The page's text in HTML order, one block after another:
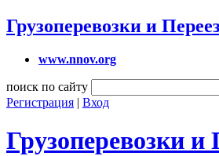
Грузоперевозки и
www.nnov.org
поиск по сайту
Регистрация | Вход
Грузоперевозки